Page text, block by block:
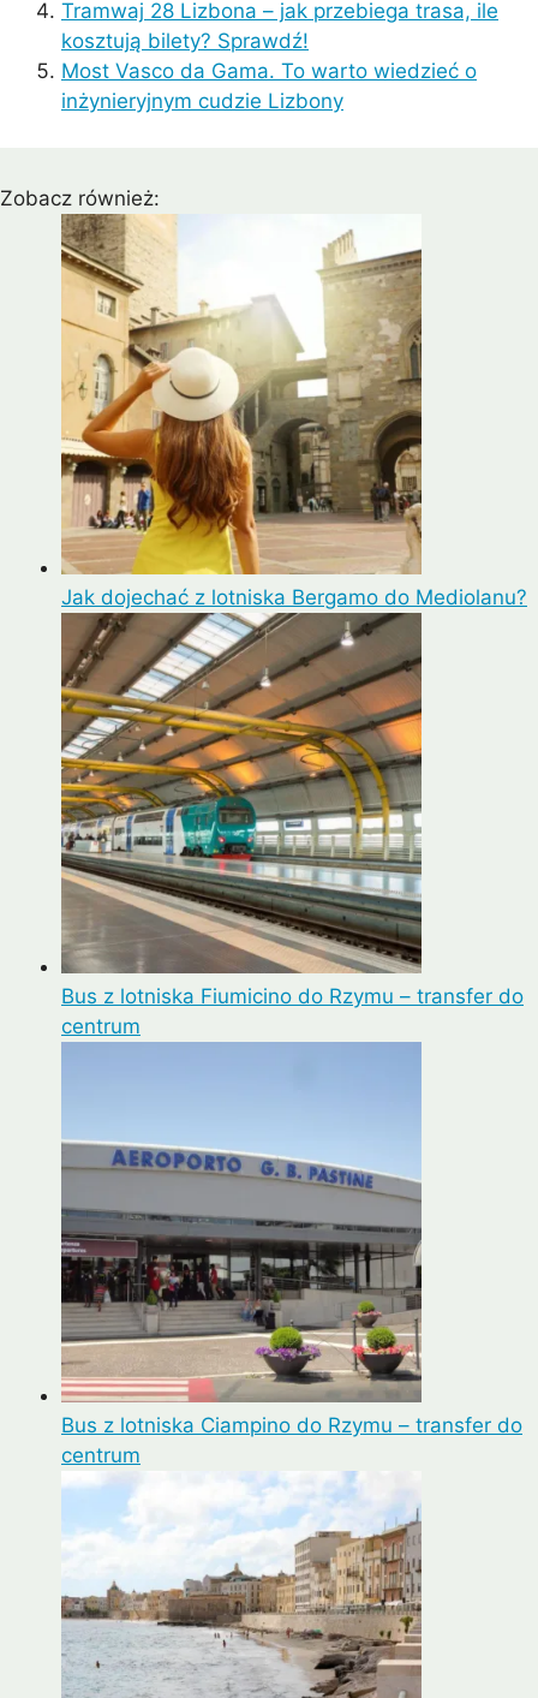
Tramwaj 28 Lizbona – jak przebiega trasa, ile
kosztują bilety? Sprawdź!
Most Vasco da Gama. To warto wiedzieć o
inżynieryjnym cudzie Lizbony
Zobacz również:
Jak dojechać z lotniska Bergamo do Mediolanu?
Bus z lotniska Fiumicino do Rzymu – transfer do
centrum
Bus z lotniska Ciampino do Rzymu – transfer do
centrum